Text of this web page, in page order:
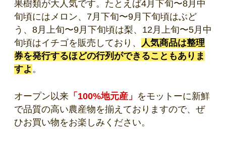
果樹類が大人気です。たとえば4月下旬〜8月中
旬頃にはメロン、7月下旬〜9月下旬頃はぶど
う、8月上旬〜9月下旬頃は梨、12月上旬〜5月中
旬頃はイチゴを販売しており、 人気商品は整理
券を発行するほどの行列ができることもありま
すよ 。
オープン以来 「100%地元産」 をモットーに新鮮
で品質の高い農産物を揃えておりますので、ぜ
ひお買い物をお楽しみください。